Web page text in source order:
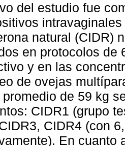
del estudio fue
natural (CIDR)
en protocolos de
y en las
de ovejas
promedio de 59 kg
CIDR1 (grupo
CIDR4 (con
En cuanto